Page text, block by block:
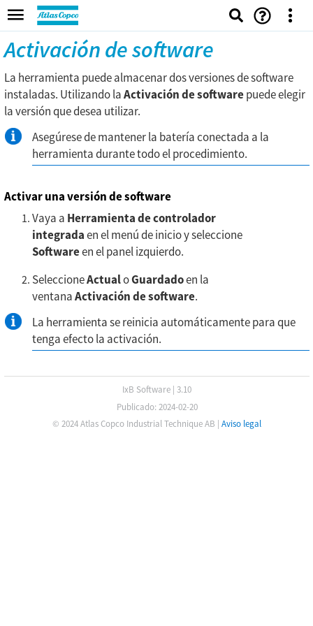
Activación de software
La herramienta puede almacenar dos versiones de software
instaladas. Utilizando laActivación de software puede elegir
la versión que desea utilizar.
Asegúrese de mantener la batería conectada a la
herramienta durante todo el procedimiento.
Activar una versión de software
Vaya a Herramienta de controlador
integradaen el menú de inicio y seleccione
Softwareen el panel izquierdo.
SeleccioneActualoGuardadoen la
ventanaActivación de software.
La herramienta se reinicia automáticamente para que
tenga efecto la activación.
IxB Software | 3.10
Publicado: 2024-02-20
© 2024 Atlas Copco Industrial Technique AB | Aviso legal